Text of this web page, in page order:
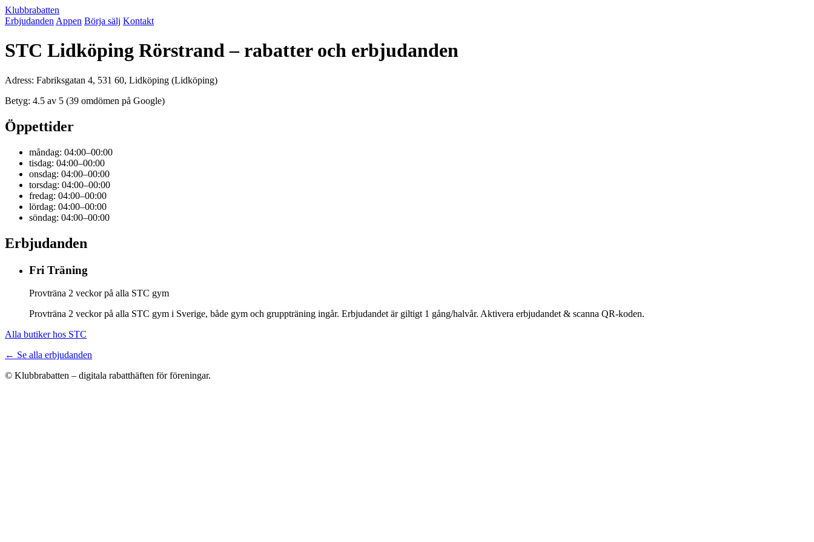
Klubbrabatten
Erbjudanden Appen Börja sälj Kontakt
STC Lidköping Rörstrand – rabatter och erbjudanden
Adress: Fabriksgatan 4, 531 60, Lidköping (Lidköping)
Betyg: 4.5 av 5 (39 omdömen på Google)
Öppettider
måndag: 04:00–00:00
tisdag: 04:00–00:00
onsdag: 04:00–00:00
torsdag: 04:00–00:00
fredag: 04:00–00:00
lördag: 04:00–00:00
söndag: 04:00–00:00
Erbjudanden
Fri Träning
Provträna 2 veckor på alla STC gym
Provträna 2 veckor på alla STC gym i Sverige, både gym och gruppträning ingår. Erbjudandet är giltigt 1 gång/halvår. Aktivera erbjudandet & scanna QR-koden.
Alla butiker hos STC
← Se alla erbjudanden
© Klubbrabatten – digitala rabatthäften för föreningar.